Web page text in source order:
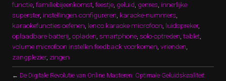
functie familiebijeenkomst feestje geluid genres innerlijke
superster, instellingen configureren karaoke-nummers
karaokefuncties oefenen lenco karaoke microfoon luidspreker,
oplaadbare batterij opladen smartphone solo-optreden ,tablet
volume microfoon instellen feedback voorkomen vrienden
zangplezier, zingen
← De Digitale Revolutie van Online Masteren: Optimale Geluidskwaliteit